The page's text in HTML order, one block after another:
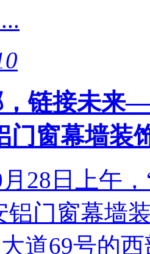
链接未来
门窗幕墙装
月28日上午
铝门窗幕墙
道69号的